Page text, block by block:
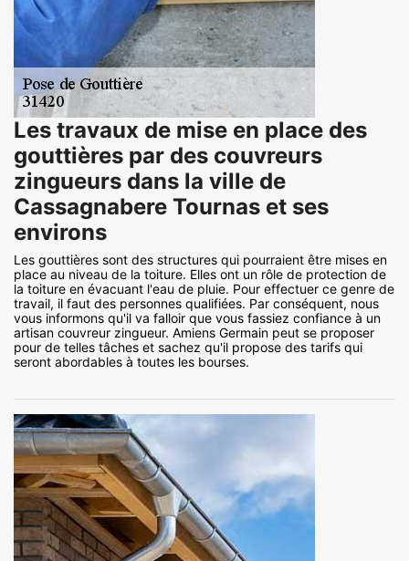
Les travaux de mise en place des
gouttières par des couvreurs
zingueurs dans la ville de
Cassagnabere Tournas et ses
environs
Les gouttières sont des structures qui pourraient être mises en
place au niveau de la toiture. Elles ont un rôle de protection de
la toiture en évacuant l'eau de pluie. Pour effectuer ce genre de
travail, il faut des personnes qualifiées. Par conséquent, nous
vous informons qu'il va falloir que vous fassiez confiance à un
artisan couvreur zingueur. Amiens Germain peut se proposer
pour de telles tâches et sachez qu'il propose des tarifs qui
seront abordables à toutes les bourses.